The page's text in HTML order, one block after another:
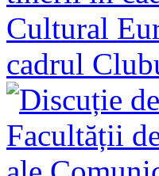
cadrul